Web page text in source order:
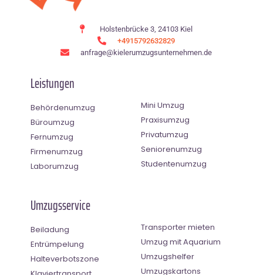
Holstenbrücke 3, 24103 Kiel
+4915792632829
anfrage@kielerumzugsunternehmen.de
Leistungen
Behördenumzug
Büroumzug
Fernumzug
Firmenumzug
Laborumzug
Mini Umzug
Praxisumzug
Privatumzug
Seniorenumzug
Studentenumzug
Umzugsservice
Beiladung
Entrümpelung
Halteverbotszone
Transporter mieten
Umzug mit Aquarium
Umzugshelfer
Umzugskartons